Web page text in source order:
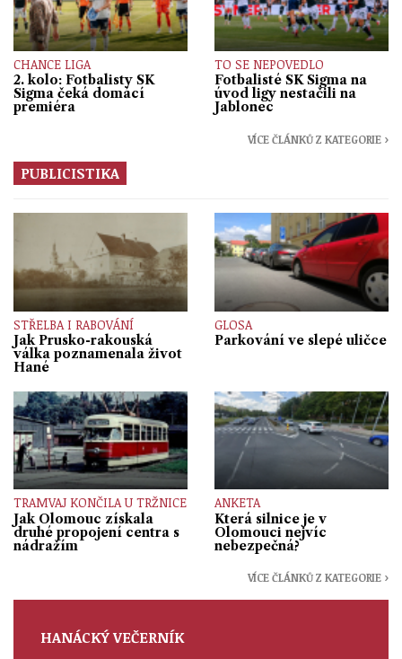
CHANCE LIGA
2. kolo: Fotbalisty SK
Sigma čeká domácí
premiéra
TO SE NEPOVEDLO
Fotbalisté SK Sigma na
úvod ligy nestačili na
Jablonec
VÍCE ČLÁNKŮ Z KATEGORIE ›
PUBLICISTIKA
STŘELBA I RABOVÁNÍ
Jak Prusko-rakouská
válka poznamenala život
Hané
GLOSA
Parkování ve slepé uličce
TRAMVAJ KONČILA U TRŽNICE
Jak Olomouc získala
druhé propojení centra s
nádražím
ANKETA
Která silnice je v
Olomouci nejvíc
nebezpečná?
VÍCE ČLÁNKŮ Z KATEGORIE ›
HANÁCKÝ VEČERNÍK